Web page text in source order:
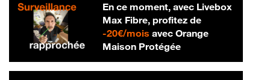
En ce moment, avec Livebox
Max Fibre, profitez de
-20€/mois20 € par mois
avec Orange
Maison Protégée